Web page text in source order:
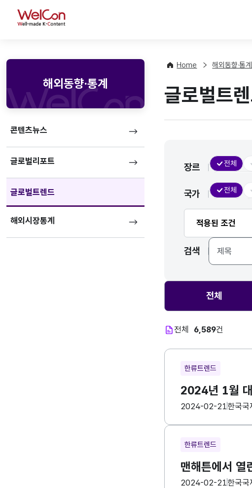
WelCon
해외동향·통계
콘텐츠뉴스
글로벌리포트
글로벌트렌드
해외시장통계
Home 해외동향·통계
글로벌트
장르 전체
대중문화
국가 전체
적용된 조건
검색
전체
전체 6,589건
한류트렌드
2024년 1월
등록일
2024-02-21수집기관
한국국
한류트렌드
맨해튼에서 열
등록일
2024-02-21수집기관
한국국